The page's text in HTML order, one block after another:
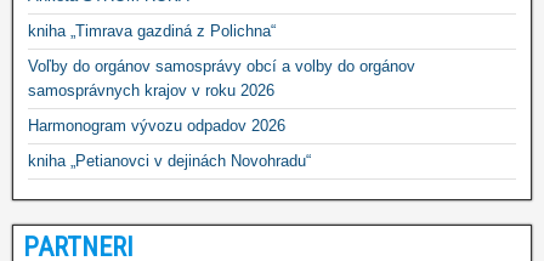
kniha „Timrava gazdiná z Polichna“
Voľby do orgánov samosprávy obcí a volby do orgánov
samosprávnych krajov v roku 2026
Harmonogram vývozu odpadov 2026
kniha „Petianovci v dejinách Novohradu“
PARTNERI